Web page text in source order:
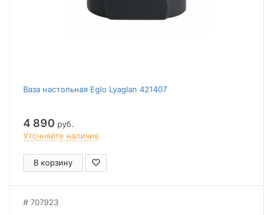
Ваза настольная Eglo Lyaglan 421407
4 890 руб.
Уточняйте наличие
В корзину
707923